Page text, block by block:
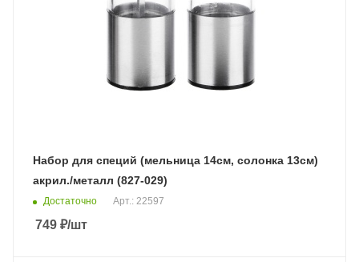
Набор для специй (мельница 14см, солонка 13см)
акрил./металл (827-029)
Достаточно Арт.: 22597
749 ₽/шт